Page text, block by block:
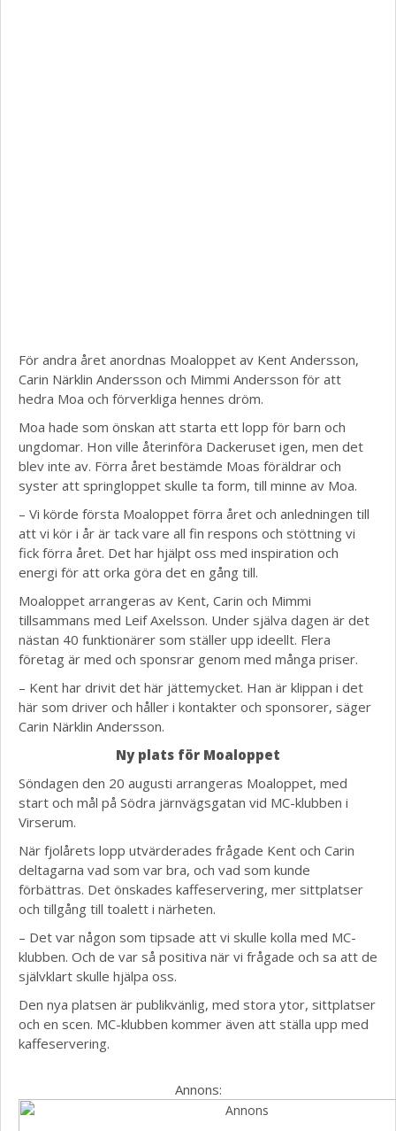
För andra året anordnas Moaloppet av Kent Andersson,
Carin Närklin Andersson och Mimmi Andersson för att
hedra Moa och förverkliga hennes dröm.
Moa hade som önskan att starta ett lopp för barn och
ungdomar. Hon ville återinföra Dackeruset igen, men det
blev inte av. Förra året bestämde Moas föräldrar och
syster att springloppet skulle ta form, till minne av Moa.
– Vi körde första Moaloppet förra året och anledningen till
att vi kör i år är tack vare all fin respons och stöttning vi
fick förra året. Det har hjälpt oss med inspiration och
energi för att orka göra det en gång till.
Moaloppet arrangeras av Kent, Carin och Mimmi
tillsammans med Leif Axelsson. Under själva dagen är det
nästan 40 funktionärer som ställer upp ideellt. Flera
företag är med och sponsrar genom med många priser.
– Kent har drivit det här jättemycket. Han är klippan i det
här som driver och håller i kontakter och sponsorer, säger
Carin Närklin Andersson.
Ny plats för Moaloppet
Söndagen den 20 augusti arrangeras Moaloppet, med
start och mål på Södra järnvägsgatan vid MC-klubben i
Virserum.
När fjolårets lopp utvärderades frågade Kent och Carin
deltagarna vad som var bra, och vad som kunde
förbättras. Det önskades kaffeservering, mer sittplatser
och tillgång till toalett i närheten.
– Det var någon som tipsade att vi skulle kolla med MC-
klubben. Och de var så positiva när vi frågade och sa att de
självklart skulle hjälpa oss.
Den nya platsen är publikvänlig, med stora ytor, sittplatser
och en scen. MC-klubben kommer även att ställa upp med
kaffeservering.
Annons: